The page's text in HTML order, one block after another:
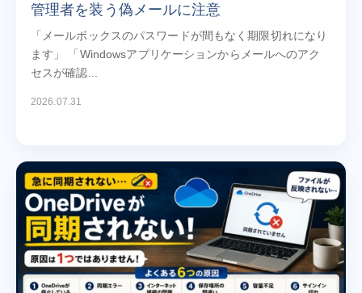
管理者を装う偽メールに注意
「メールボックスのパスワードが間もなく期限切れになり
ます」 「Windowsアプリケーションからメールへのアク
セスが確認...
2026.07.31